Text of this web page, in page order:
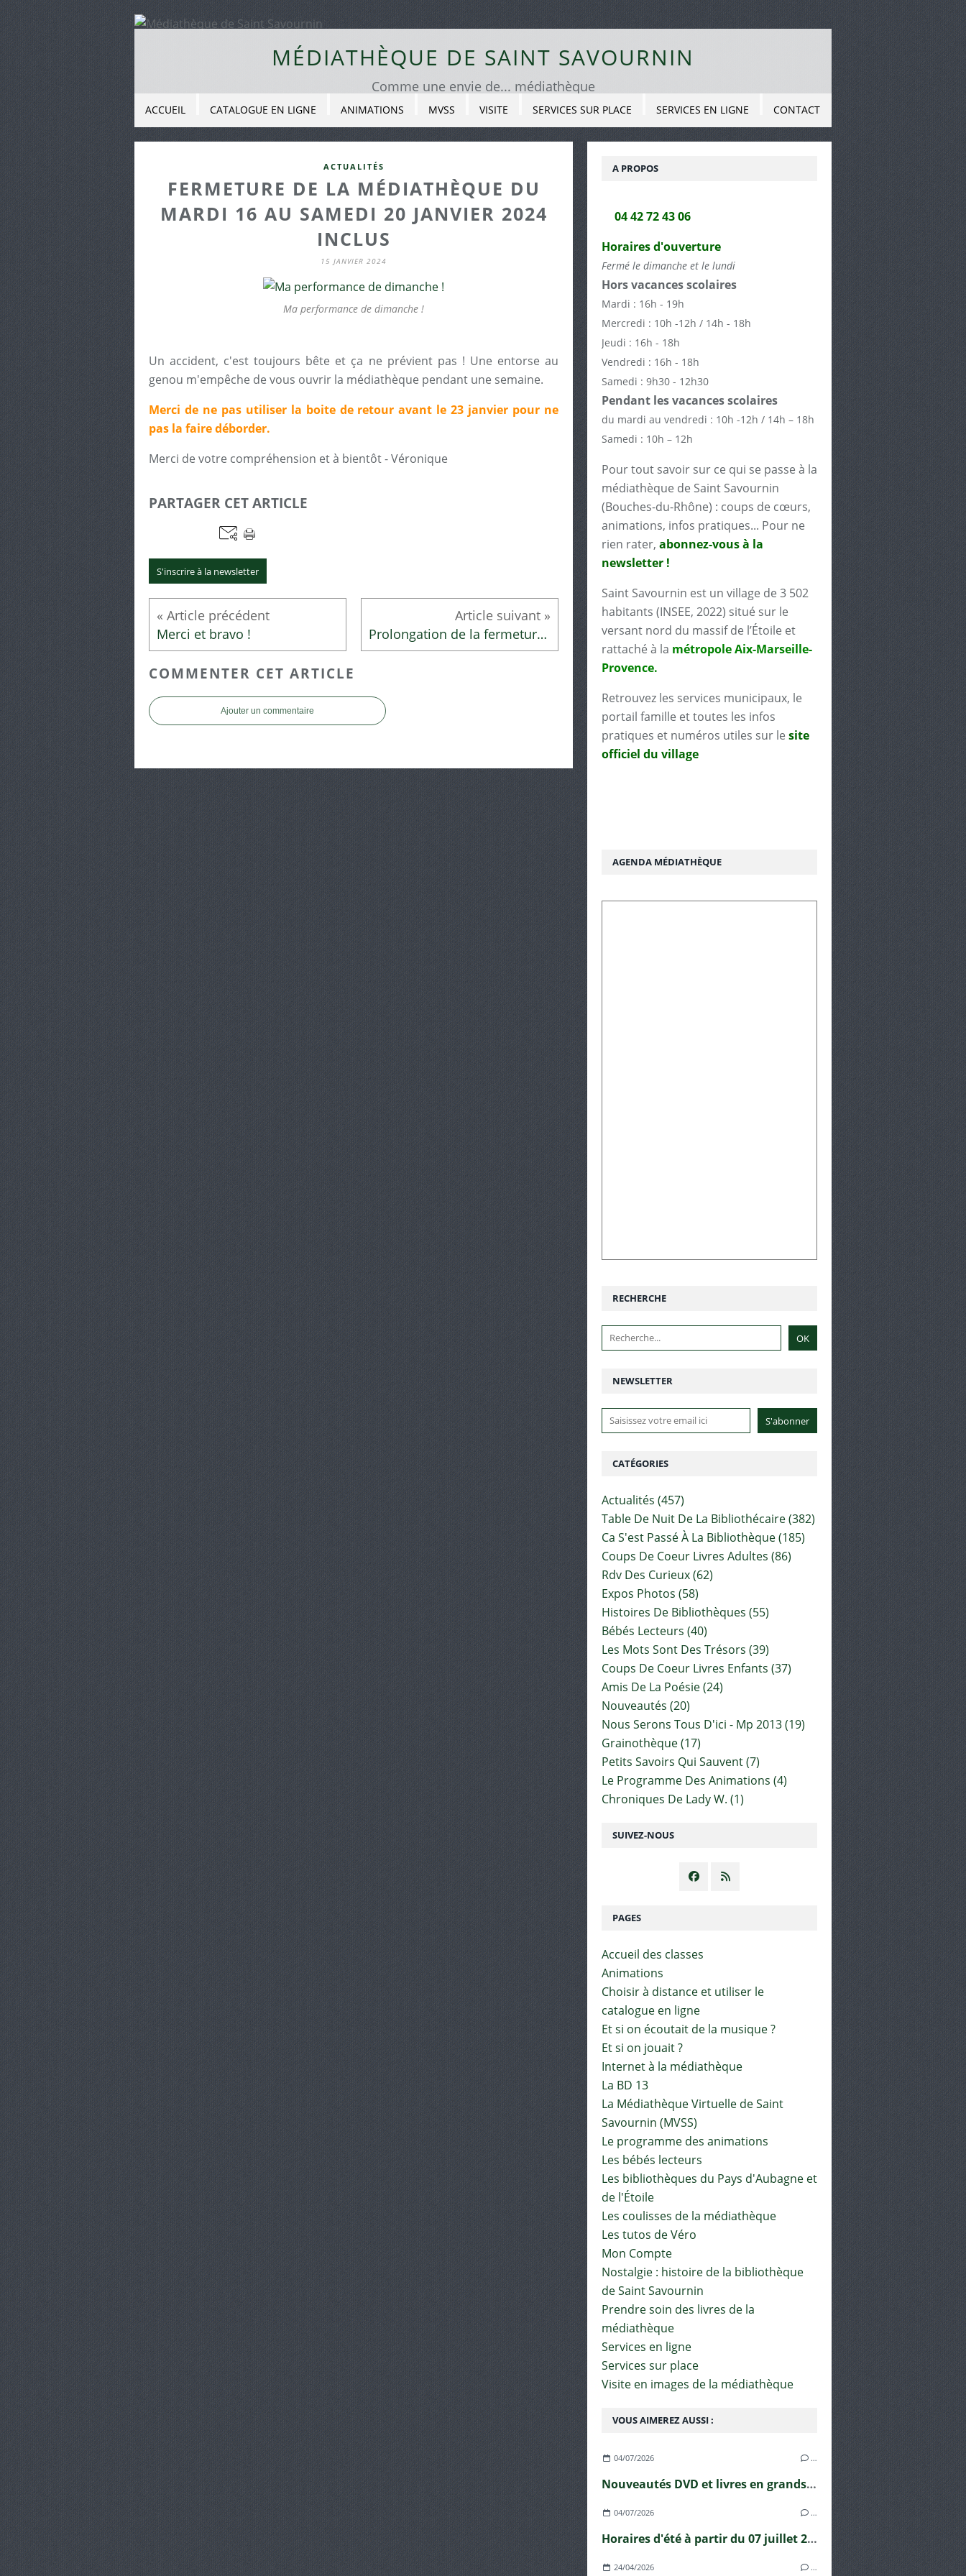
MÉDIATHÈQUE DE SAINT SAVOURNIN
Comme une envie de... médiathèque
ACCUEIL CATALOGUE EN LIGNE ANIMATIONS MVSS VISITE SERVICES SUR PLACE SERVICES EN LIGNE CONTACT
ACTUALITÉS
FERMETURE DE LA MÉDIATHÈQUE DU
MARDI 16 AU SAMEDI 20 JANVIER 2024
INCLUS
15 JANVIER 2024
Ma performance de dimanche !
Un accident, c'est toujours bête et ça ne prévient pas ! Une entorse au
genou m'empêche de vous ouvrir la médiathèque pendant une semaine.
Merci de ne pas utiliser la boite de retour avant le 23 janvier pour ne
pas la faire déborder.
Merci de votre compréhension et à bientôt - Véronique
PARTAGER CET ARTICLE
S'inscrire à la newsletter
Merci et bravo ! Prolongation de la fermeture de la médiathèque jusqu'au 27 janvier inclus
COMMENTER CET ARTICLE
Ajouter un commentaire
NEWSLETTER
SUIVEZ-NOUS
RECHERCHE
VOUS AIMEREZ AUSSI :
04/07/2026 …
Nouveautés DVD et livres en grands caractères !
04/07/2026 …
Horaires d'été à partir du 07 juillet 2026
24/04/2026 …
PAGES
Accueil des classes
Animations
Choisir à distance et utiliser le
catalogue en ligne
Et si on écoutait de la musique ?
Et si on jouait ?
Internet à la médiathèque
La BD 13
La Médiathèque Virtuelle de Saint
Savournin (MVSS)
Le programme des animations
Les bébés lecteurs
Les bibliothèques du Pays d'Aubagne et
de l'Étoile
Les coulisses de la médiathèque
Les tutos de Véro
Mon Compte
Nostalgie : histoire de la bibliothèque
de Saint Savournin
Prendre soin des livres de la
médiathèque
Services en ligne
Services sur place
Visite en images de la médiathèque
CATÉGORIES
Actualités (457)
Table De Nuit De La Bibliothécaire(382)
Ca S'est Passé À La Bibliothèque(185)
Coups De Coeur Livres Adultes (86)
Rdv Des Curieux(62)
Expos Photos (58)
Histoires De Bibliothèques (55)
Bébés Lecteurs (40)
Les Mots Sont Des Trésors (39)
Coups De Coeur Livres Enfants (37)
Amis De La Poésie(24)
Nouveautés (20)
Nous Serons Tous D'ici - Mp 2013(19)
Grainothèque(17)
Petits Savoirs Qui Sauvent(7)
Le Programme Des Animations (4)
Chroniques De Lady W. (1)
A PROPOS
04 42 72 43 06
Horaires d'ouverture
Fermé le dimanche et le lundi
Hors vacances scolaires
Mardi : 16h - 19h
Mercredi : 10h -12h / 14h - 18h
Jeudi : 16h - 18h
Vendredi : 16h - 18h
Samedi : 9h30 - 12h30
Pendant les vacances scolaires
du mardi au vendredi : 10h -12h / 14h – 18h
Samedi : 10h – 12h
Pour tout savoir sur ce qui se passe à la
médiathèque de Saint Savournin
(Bouches-du-Rhône) : coups de cœurs,
animations, infos pratiques... Pour ne
rien rater, abonnez-vous à la
newsletter !
Saint Savournin est un village de 3 502
habitants (INSEE, 2022) situé sur le
versant nord du massif de l’Étoile et
rattaché à la métropole Aix-Marseille-
Provence.
Retrouvez les services municipaux, le
portail famille et toutes les infos
pratiques et numéros utiles sur le site
officiel du village
AGENDA MÉDIATHÈQUE